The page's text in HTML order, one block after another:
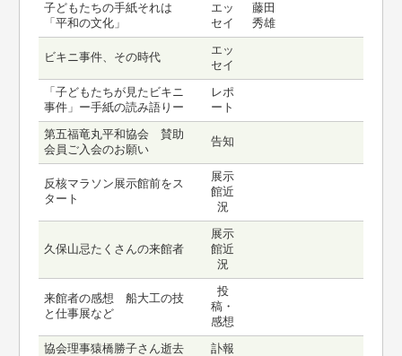
子どもたちの手紙それは
「平和の文化」
エッ
セイ
藤田
秀雄
ビキニ事件、その時代
エッ
セイ
「子どもたちが見たビキニ
事件」ー手紙の読み語りー
レポ
ート
第五福竜丸平和協会 賛助
会員ご入会のお願い
告知
反核マラソン展示館前をス
タート
展示
館近
況
久保山忌たくさんの来館者
展示
館近
況
来館者の感想 船大工の技
と仕事展など
投
稿・
感想
協会理事猿橋勝子さん逝去 訃報